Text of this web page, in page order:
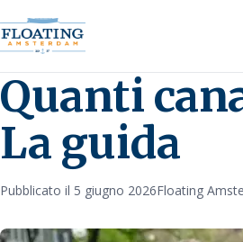
Quanti
La guida
Pubblicato il 5 giugno 2026Floating